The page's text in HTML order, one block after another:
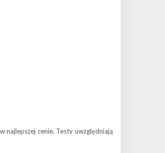
cenie. Testy uwzględniają